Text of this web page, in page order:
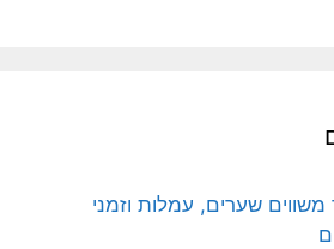
שערים, עמלות וזמני